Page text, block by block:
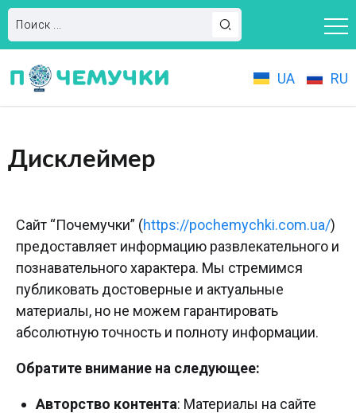
UA RU
Дисклеймер
Сайт “Почемучки” (https://pochemychki.com.ua/)
предоставляет информацию развлекательного и
познавательного характера. Мы стремимся
публиковать достоверные и актуальные
материалы, но не можем гарантировать
абсолютную точность и полноту информации.
Обратите внимание на следующее:
Авторство контента: Материалы на сайте